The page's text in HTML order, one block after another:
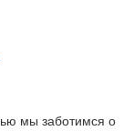
мы заботимся о